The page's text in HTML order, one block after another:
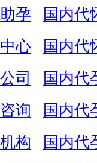
孕
国内代
心
国内代
司
国内代
询
国内代
构
国内代